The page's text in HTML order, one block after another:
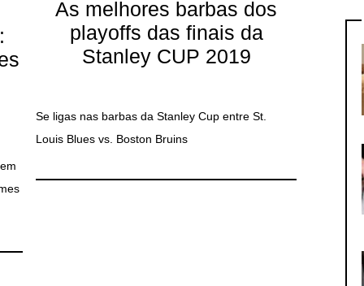
As melhores barbas dos
playoffs das finais da
Stanley CUP 2019
Se ligas nas barbas da Stanley Cup entre St.
Louis Blues vs. Boston Bruins